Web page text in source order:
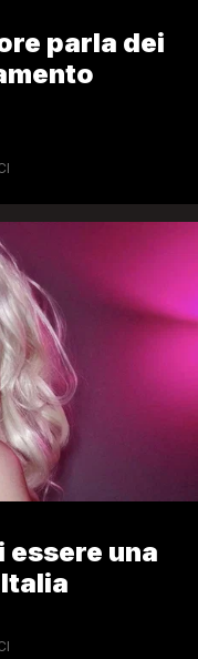
parla dei
essere una